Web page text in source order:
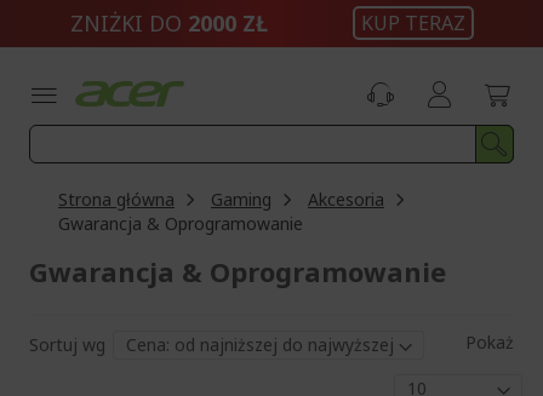
ZNIŻKI DO 2000 ZŁ KUP TERAZ
Strona główna Gaming
Akcesoria
Gwarancja & Oprogramowanie
Gwarancja & Oprogramowanie
Sortuj wg Pokaż